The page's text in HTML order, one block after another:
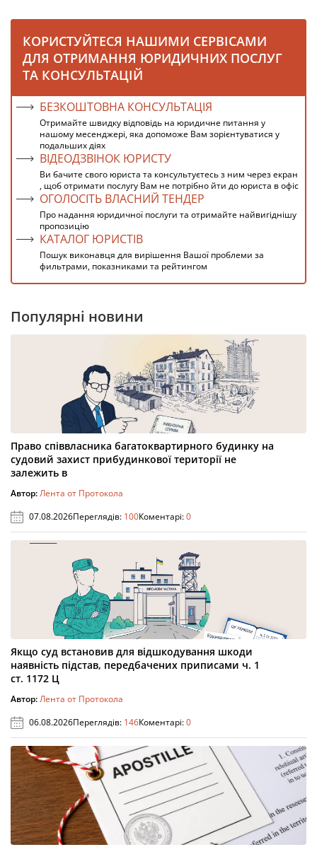
КОРИСТУЙТЕСЯ НАШИМИ СЕРВІСАМИ
ДЛЯ ОТРИМАННЯ ЮРИДИЧНИХ ПОСЛУГ
ТА КОНСУЛЬТАЦІЙ
БЕЗКОШТОВНА КОНСУЛЬТАЦІЯ
Отримайте швидку відповідь на юридичне питання у
нашому месенджері, яка допоможе Вам зорієнтуватися у
подальших діях
ВІДЕОДЗВІНОК ЮРИСТУ
Ви бачите свого юриста та консультуєтесь з ним через екран
, щоб отримати послугу Вам не потрібно йти до юриста в офіс
ОГОЛОСІТЬ ВЛАСНИЙ ТЕНДЕР
Про надання юридичної послуги та отримайте найвигіднішу
пропозицію
КАТАЛОГ ЮРИСТІВ
Пошук виконавця для вирішення Вашої проблеми за
фильтрами, показниками та рейтингом
Популярні новини
Право співвласника багатоквартирного будинку на
судовий захист прибудинкової території не
залежить в
Автор:Лента от Протокола
07.08.2026Переглядів: 100Коментарі:0
Якщо суд встановив для відшкодування шкоди
наявність підстав, передбачених приписами ч. 1
ст. 1172 Ц
Автор:Лента от Протокола
06.08.2026Переглядів: 146Коментарі:0